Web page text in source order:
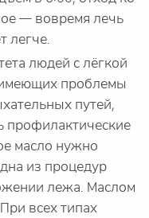
— вовремя лечь
легче.
людей с лёгкой
имеющих проблемы
путей,
профилактические
масло нужно
из процедур
лежа. Маслом
всех типах